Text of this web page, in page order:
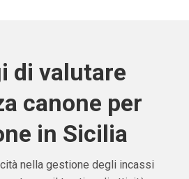
di valutare
canone per
in Sicilia
nella gestione degli incassi